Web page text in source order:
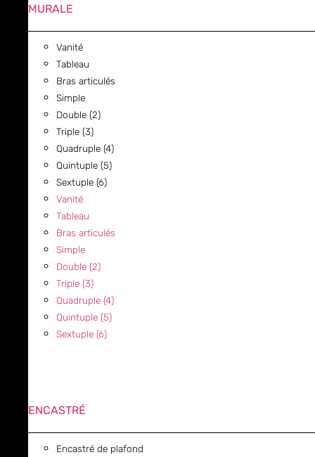
MURALE
Vanité
Tableau
Bras articulés
Simple
Double (2)
Triple (3)
Quadruple (4)
Quintuple (5)
Sextuple (6)
Vanité
Tableau
Bras articulés
Simple
Double (2)
Triple (3)
Quadruple (4)
Quintuple (5)
Sextuple (6)
ENCASTRÉ
Encastré de plafond